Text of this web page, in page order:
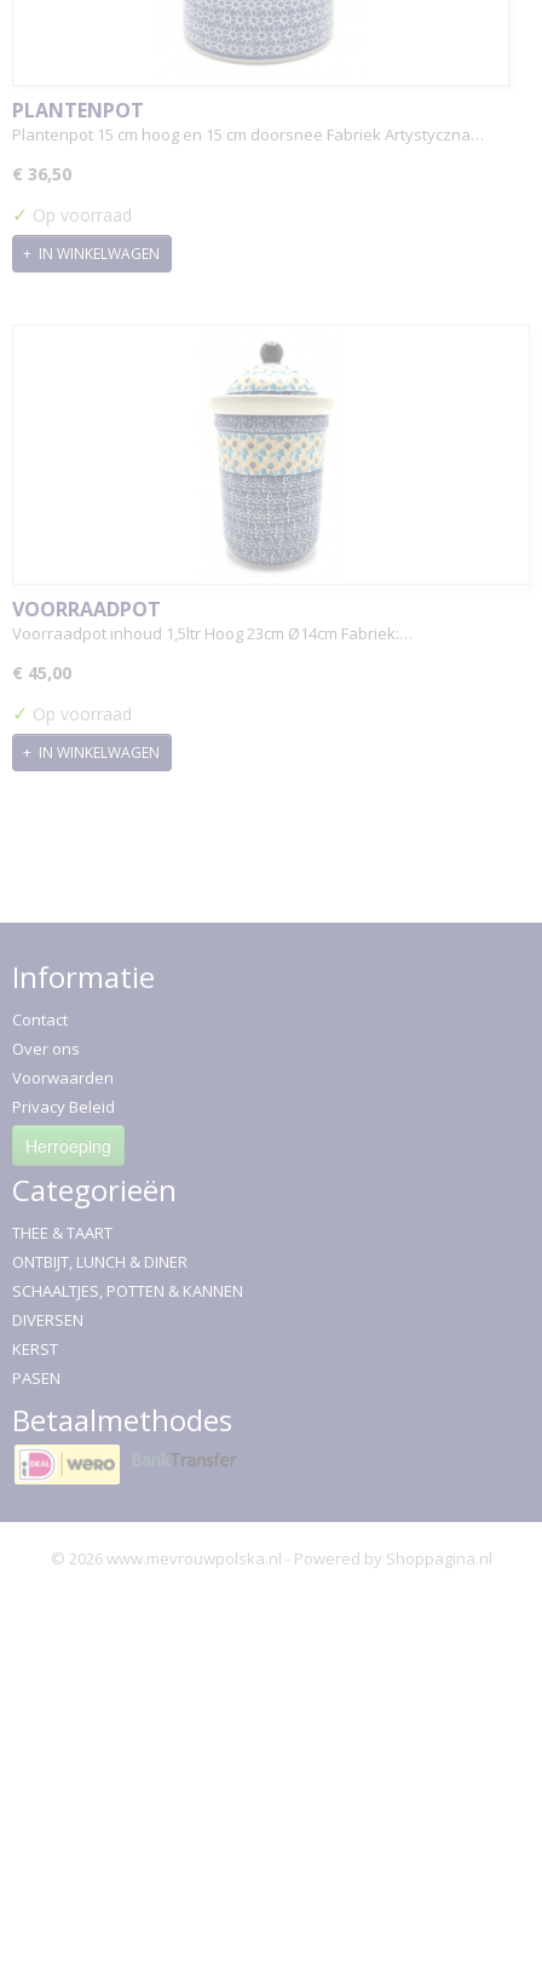
PLANTENPOT
Plantenpot 15 cm hoog en 15 cm doorsnee Fabriek Artystyczna…
€ 36,50
✓ Op voorraad
IN WINKELWAGEN
VOORRAADPOT
Voorraadpot inhoud 1,5ltr Hoog 23cm Ø14cm Fabriek:…
€ 45,00
✓ Op voorraad
IN WINKELWAGEN
Informatie
Contact
Over ons
Voorwaarden
Privacy Beleid
Herroeping
Categorieën
THEE & TAART
ONTBIJT, LUNCH & DINER
SCHAALTJES, POTTEN & KANNEN
DIVERSEN
KERST
PASEN
Betaalmethodes
© 2026 www.mevrouwpolska.nl - Powered by Shoppagina.nl